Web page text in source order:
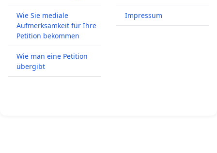
Wie Sie mediale
Aufmerksamkeit für Ihre
Petition bekommen
Wie man eine Petition
übergibt
Impressum